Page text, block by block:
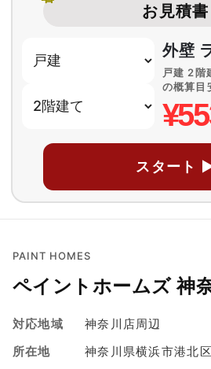
お見積書
外壁
戸建 2階
の概算目
スタート
PAINT HOMES
ペイントホームズ 神
対応地域
神奈川店周辺
所在地
神奈川県横浜市港北